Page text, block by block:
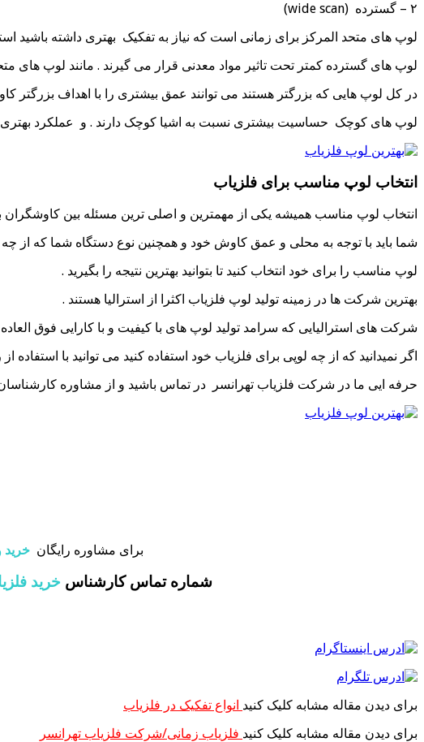
۲ – گسترده (wide scan)
لوپ های متحد المرکز برای زمانی است که نیاز به تفکیک بهتری داشته باشید
لوپ های گسترده کمتر تحت تاثیر مواد معدنی قرار می گیرند . مانند لوپ های
در کل لوپ هایی که بزرگتر هستند می توانند عمق بیشتری را با اهداف
لوپ های کوچک حساسیت بیشتری نسبت به اشیا کوچک دارند . و عملکرد بهتری
انتخاب لوپ مناسب برای فلزیاب
انتخاب لوپ مناسب همیشه یکی از مهمترین و اصلی ترین مسئله بین کاوشگران
شما باید با توجه به محلی و عمق کاوش خود و همچنین نوع دستگاه شما که از چه
لوپ مناسب را برای خود انتخاب کنید تا بتوانید بهترین نتیجه را بگیرید .
بهترین شرکت ها در زمینه تولید لوپ فلزیاب اکثرا از استرالیا هستند .
شرکت های استرالیایی که سرامد تولید لوپ های با کیفیت و با کارایی فوق
اگر نمیدانید که از چه لوپی برای فلزیاب خود استفاده کنید می توانید با
حرفه ایی ما در شرکت فلزیاب تهرانسر در تماس باشید و از مشاوره کارشناسان ما
برای مشاوره رایگان
شماره تماس کارشناس خرید
برای دیدن مقاله مشابه کلیک کنید انواع تفکیک در فلزیاب
برای دیدن مقاله مشابه کلیک کنید فلزیاب زمانی/شرکت فلزیاب تهرانسر